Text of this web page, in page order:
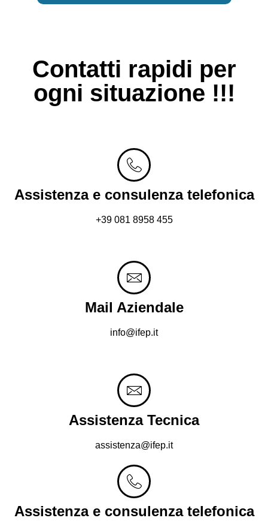
Contatti rapidi per
ogni situazione !!!
Assistenza e consulenza telefonica
+39 081 8958 455
Mail Aziendale
info@ifep.it
Assistenza Tecnica
assistenza@ifep.it
Assistenza e consulenza telefonica